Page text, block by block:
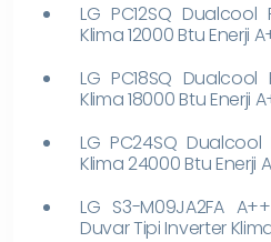
LG PC12SQ Dualcool
Klima 12000 Btu Enerji
LG PC18SQ Dualcool
Klima 18000 Btu Enerji
LG PC24SQ Dualcool
Klima 24000 Btu Enerji
LG S3-M09JA2FA
Duvar Tipi Inverter